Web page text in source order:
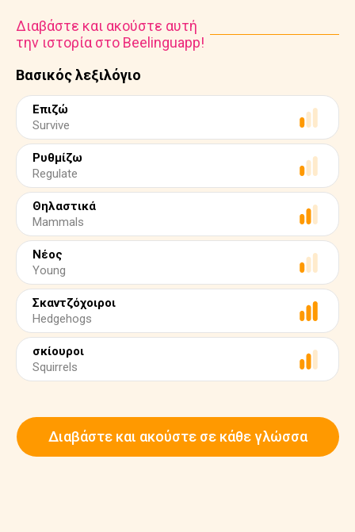
Βασικός λεξιλόγιο
Επιζώ
Survive
Ρυθμίζω
Regulate
Θηλαστικά
Mammals
Νέος
Young
Σκαντζόχοιροι
Hedgehogs
σκίουροι
Squirrels
Διαβάστε και ακούστε αυτή
την ιστορία στο Beelinguapp!
Διαβάστε και ακούστε σε κάθε γλώσσα